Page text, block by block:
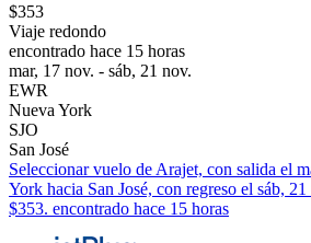
$353
Viaje redondo
encontrado hace 15 horas
mar, 17 nov. - sáb, 21 nov.
EWR
Nueva York
SJO
San José
Seleccionar vuelo de Arajet, con salida el
York hacia San José, con regreso el sáb,
$353. encontrado hace 15 horas